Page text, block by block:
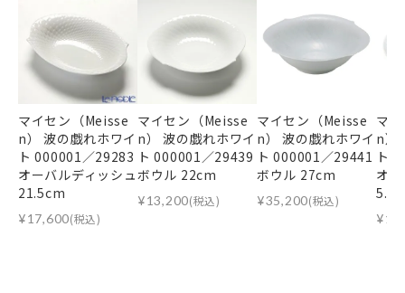
マイセン（Meisse
n） 波の戯れホワイ
ト 000001／29283
オーバルディッシュ
21.5cm
¥17,600(税込)
マイセン（Meisse
n） 波の戯れホワイ
ト 000001／29439
ボウル 22cm
¥13,200(税込)
マイセン（Meisse
n） 波の戯れホワイ
ト 000001／29441
ボウル 27cm
¥35,200(税込)
マ
n）
ト
オ
¥